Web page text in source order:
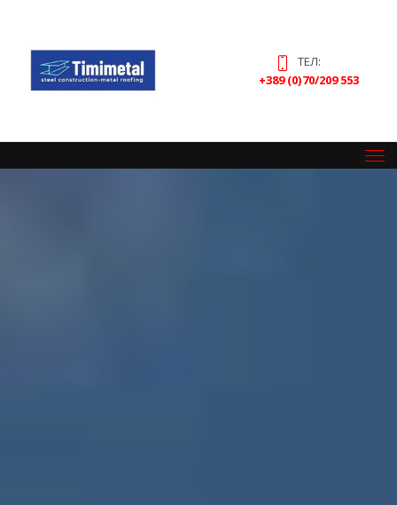
ТЕЛ:
+389 (0)70/209 553